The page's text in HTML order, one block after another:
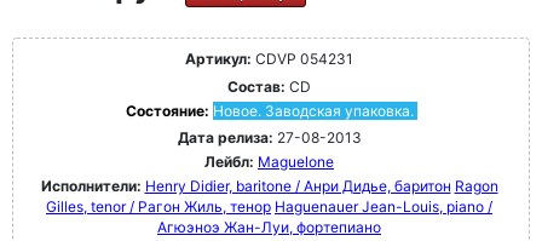
Артикул: CDVP 054231
Состав: CD
Состояние: Новое. Заводская упаковка.
Дата релиза: 27-08-2013
Лейбл: Maguelone
Исполнители: Henry Didier, baritone / Анри Дидье, баритон Ragon
Gilles, tenor / Рагон Жиль, тенор Haguenauer Jean-Louis, piano /
Агюэноэ Жан-Луи, фортепиано